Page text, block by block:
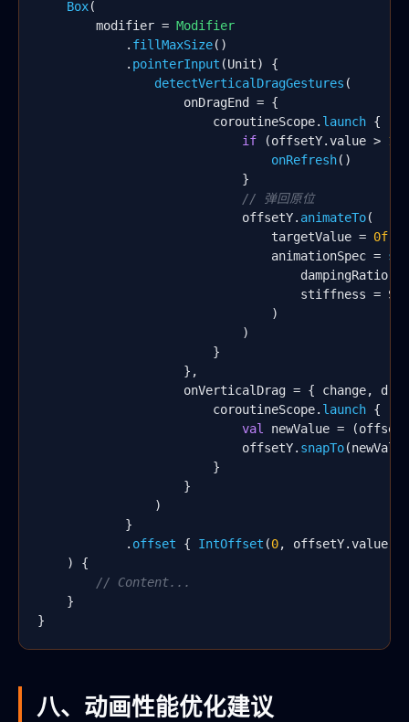
Box(
        modifier =
Modifier
            .
fillMaxSize()
            .
pointerInput (Unit) {
detectVerticalDragGestures (
                    onDragEnd = {
                        coroutineScope.
launch {
if (offsetY.value >
onRefresh()
                            }
// 弹回原位
                            offsetY.
animateTo(
                                targetValue =
0f
                                animationSpec =
dampingRatio
stiffness =
                                )
                            )
                        }
                    },
onVerticalDrag = { change,
                        coroutineScope.
launch {
val
newValue =
                            offsetY.
snapTo
                        }
                    }
                )
            }
            .
offset { IntOffset (0, offsetY.value.
    ) {
// Content...
    }
}
八、动画性能优化建议